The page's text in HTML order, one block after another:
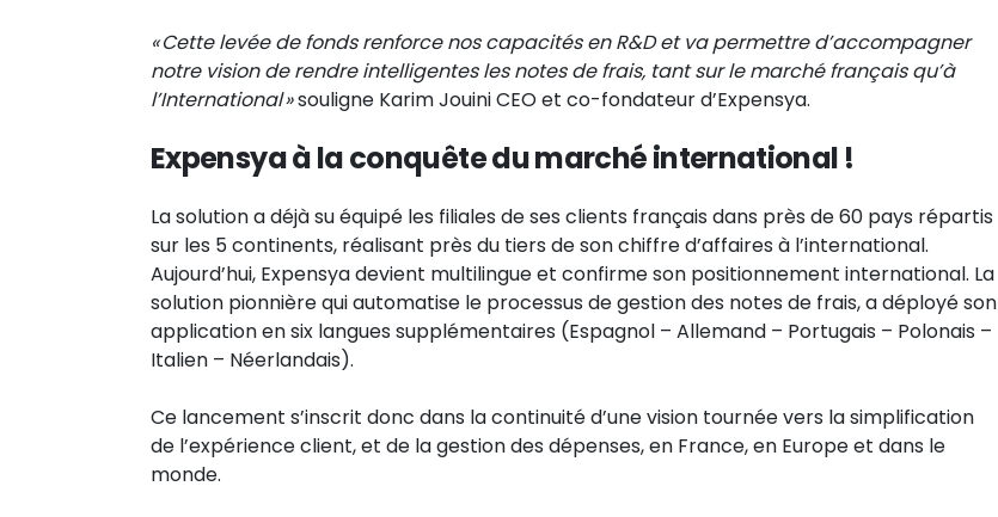
« Cette levée de fonds renforce nos capacités en R&D et va permettre d’accompagner
notre vision de rendre intelligentes les notes de frais, tant sur le marché français qu’à
l’International »souligne Karim Jouini CEO et co-fondateur d’Expensya.
Expensya à la conquête du marché international !
La solution a déjà su équipé les filiales de ses clients français dans près de 60 pays répartis
sur les 5 continents, réalisant près du tiers de son chiffre d’affaires à l’international.
Aujourd’hui, Expensya devient multilingue et confirme son positionnement international. La
solution pionnière qui automatise le processus de gestion des notes de frais, a déployé son
application en six langues supplémentaires (Espagnol – Allemand – Portugais – Polonais –
Italien – Néerlandais).
Ce lancement s’inscrit donc dans la continuité d’une vision tournée vers la simplification
de l’expérience client, et de la gestion des dépenses, en France, en Europe et dans le
monde.